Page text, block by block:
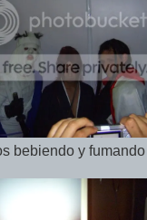
bebiendo y